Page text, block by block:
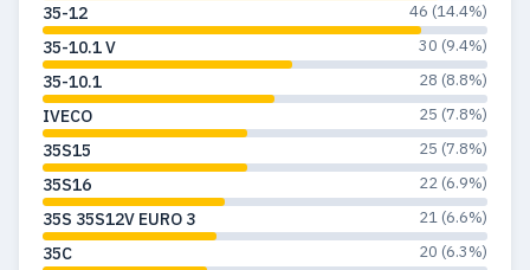
35-12 46 (14.4%)
35-10.1 V 30 (9.4%)
35-10.1 28 (8.8%)
IVECO 25 (7.8%)
35S15 25 (7.8%)
35S16 22 (6.9%)
35S 35S12V EURO 3 21 (6.6%)
35C 20 (6.3%)